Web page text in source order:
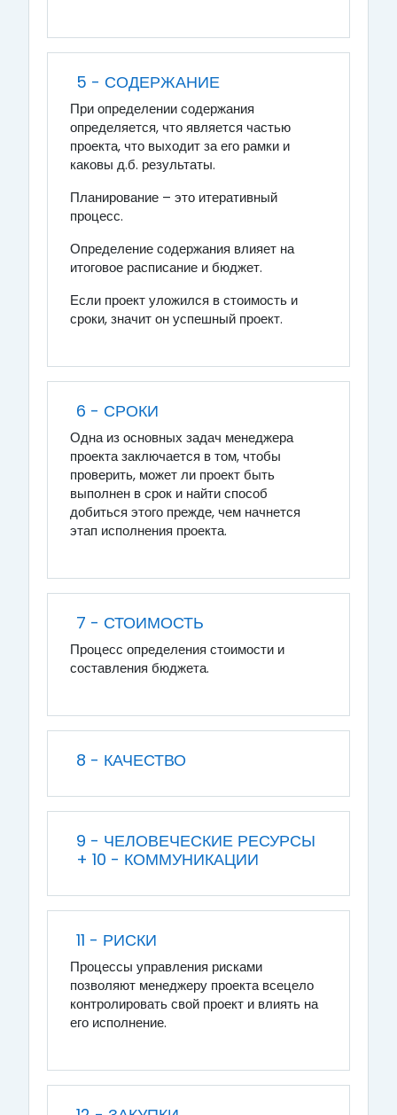
5 - СОДЕРЖАНИЕ
При определении содержания
определяется, что является частью
проекта, что выходит за его рамки и
каковы д.б. результаты.
Планирование – это итеративный
процесс.
Определение содержания влияет на
итоговое расписание и бюджет.
Если проект уложился в стоимость и
сроки, значит он успешный проект.
6 - СРОКИ
Одна из основных задач менеджера
проекта заключается в том, чтобы
проверить, может ли проект быть
выполнен в срок и найти способ
добиться этого прежде, чем начнется
этап исполнения проекта.
7 - СТОИМОСТЬ
Процесс определения стоимости и
составления бюджета.
8 - КАЧЕСТВО
9 - ЧЕЛОВЕЧЕСКИЕ РЕСУРСЫ
+ 10 - КОММУНИКАЦИИ
11 - РИСКИ
Процессы управления рисками
позволяют менеджеру проекта всецело
контролировать свой проект и влиять на
его исполнение.